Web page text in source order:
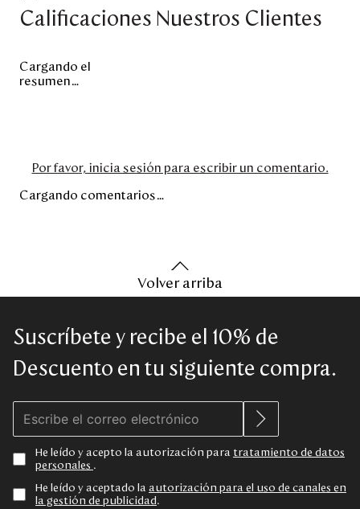
Calificaciones Nuestros Clientes
Cargando el
resumen…
Por favor, inicia sesión para escribir un comentario.
Cargando comentarios…
Volver arriba
Suscríbete y recibe el 10% de
Descuento en tu siguiente compra.
He leído y acepto la autorización para tratamiento de datos
personales .
He leído y aceptado la autorización para el uso de canales en
la gestión de publicidad .